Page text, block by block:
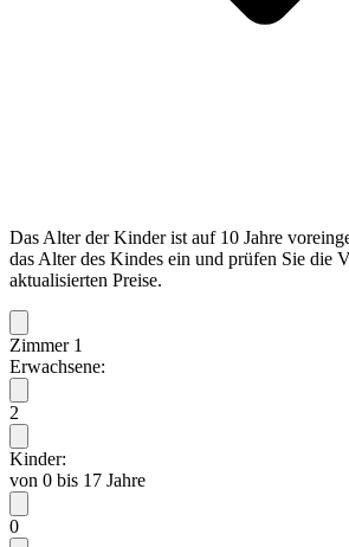
Das Alter der Kinder ist auf 10 Jahre
das Alter des Kindes ein und prüfen Sie die
aktualisierten Preise.
Zimmer 1
Erwachsene:
2
Kinder:
von 0 bis 17 Jahre
0